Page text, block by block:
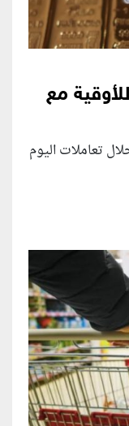
دولارا للأوقية مع
تعاملات اليوم